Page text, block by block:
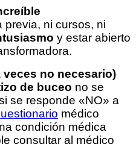
previa, ni cursos, ni
y estar abierto
veces no necesario)
de buceo no se
se responde «NO» a
médico
condición médica
consultar al médico